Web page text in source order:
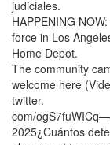
judiciales.
HAPPENING
force in Los
Home Depot.
The community
welcome here
twitter.
com/
2025¿Cuántos